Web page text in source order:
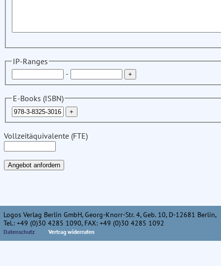
IP-Ranges
-
E-Books (ISBN)
Vollzeitäquivalente (FTE)
Logos Verlag Berlin GmbH, Georg-Knorr-Str. 4, Geb. 10, D-12681 Berlin,
Tel.: +49 (0)30 4285 1090, FAX: +49 (0)30 4285 1092
Datenschutz Vertrag widerrufen